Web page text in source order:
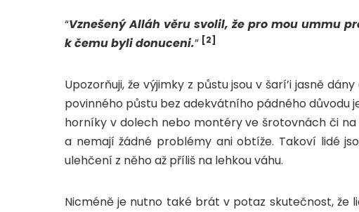
“Vznešený Alláh věru svolil, že pro mou ummu
k čemu byli donuceni.” [2]
Upozorňuji, že výjimky z půstu jsou v šarí’i jasně
povinného půstu bez adekvátního pádného důvodu
horníky v dolech nebo montéry ve šrotovnách či
a nemají žádné problémy ani obtíže. Takoví lidé
ulehčení z něho až příliš na lehkou váhu.
Nicméně je nutno také brát v potaz skutečnost, že